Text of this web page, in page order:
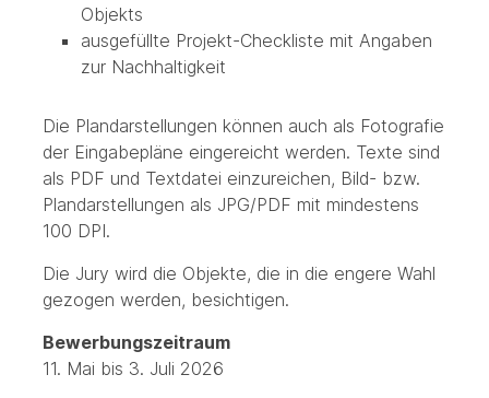
Objekts
ausgefüllte Projekt-Checkliste mit Angaben
zur Nachhaltigkeit
Die Plandarstellungen können auch als Fotografie
der Eingabepläne eingereicht werden. Texte sind
als PDF und Textdatei einzureichen, Bild- bzw.
Plandarstellungen als JPG/PDF mit mindestens
100 DPI.
Die Jury wird die Objekte, die in die engere Wahl
gezogen werden, besichtigen.
Bewerbungszeitraum
11. Mai bis 3. Juli 2026